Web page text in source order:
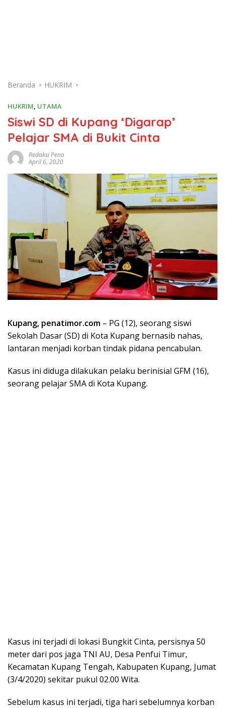
Beranda HUKRIM
HUKRIM, UTAMA
Siswi SD di Kupang ‘Digarap’
Pelajar SMA di Bukit Cinta
Redaksi Pena
April 6, 2020
Kupang, penatimor.com – PG (12), seorang siswi
Sekolah Dasar (SD) di Kota Kupang bernasib nahas,
lantaran menjadi korban tindak pidana pencabulan.
Kasus ini diduga dilakukan pelaku berinisial GFM (16),
seorang pelajar SMA di Kota Kupang.
Kasus ini terjadi di lokasi Bungkit Cinta, persisnya 50
meter dari pos jaga TNI AU, Desa Penfui Timur,
Kecamatan Kupang Tengah, Kabupaten Kupang, Jumat
(3/4/2020) sekitar pukul 02.00 Wita.
Sebelum kasus ini terjadi, tiga hari sebelumnya korban